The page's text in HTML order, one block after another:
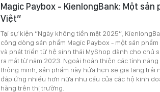
Magic Paybox - KienlongBank: Một sản
Việt”
Tại sự kiện “Ngày không tiền mặt 2025”,
công dòng sản phẩm Magic Paybox - một sản
và phát triển từ hệ sinh thái MyShop dành cho chủ
ra mắt từ năm 2023. Ngoài hoàn thiện các tính
thông minh, sản phẩm này hứa hẹn sẽ gia tăng trải
đáp ứng nhiều hơn nữa nhu cầu của các hộ kinh
hàng trên thị trường.